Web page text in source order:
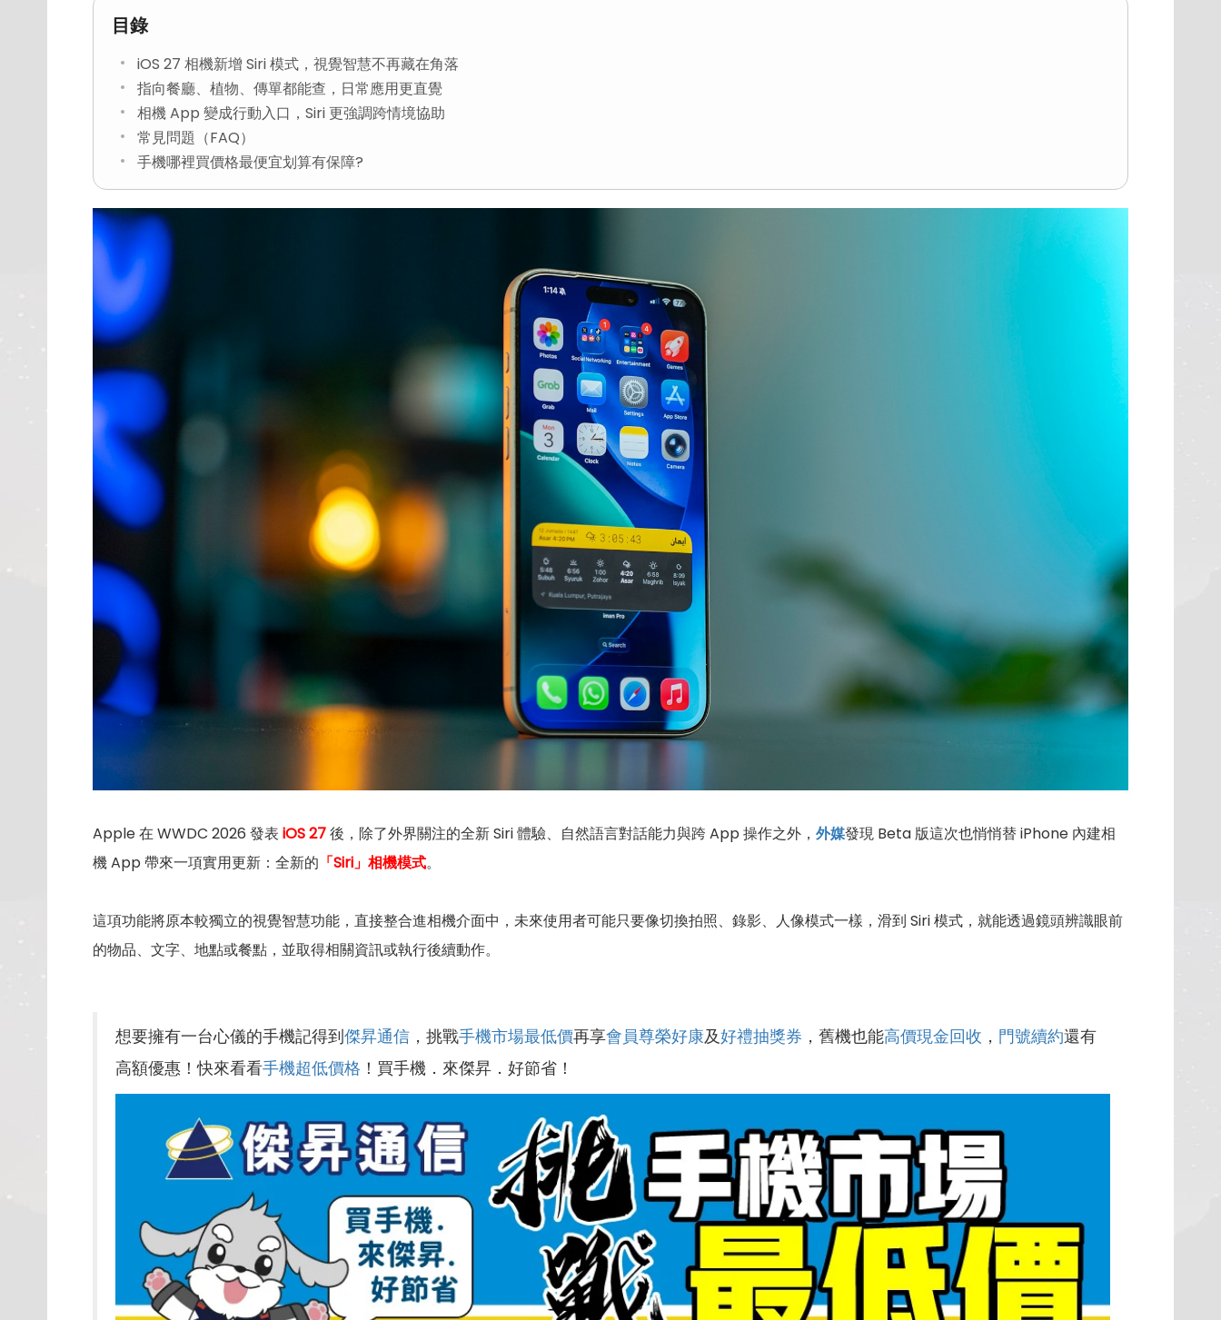
目錄
iOS 27 相機新增 Siri 模式，視覺智慧不再藏在角落
指向餐廳、植物、傳單都能查，日常應用更直覺
相機 App 變成行動入口，Siri 更強調跨情境協助
常見問題（FAQ）
手機哪裡買價格最便宜划算有保障?
Apple 在 WWDC 2026 發表 iOS 27後，除了外界關注的全新 Siri 體驗、自然語言對話能力與跨 App 操作之外， 外媒發現 Beta 版這次也悄悄替 iPhone 內建相
機 App 帶來一項實用更新：全新的 「Siri」相機模式。
這項功能將原本較獨立的視覺智慧功能，直接整合進相機介面中，未來使用者可能只要像切換拍照、錄影、人像模式一樣，滑到 Siri 模式，就能透過鏡頭辨識眼前
的物品、文字、地點或餐點，並取得相關資訊或執行後續動作。
想要擁有一台心儀的手機記得到傑昇通信 ，挑戰手機市場最低價再享會員尊榮好康及好禮抽獎券 ，舊機也能高價現金回收 ， 門號續約還有
高額優惠！快來看看手機超低價格 ！買手機．來傑昇．好節省！